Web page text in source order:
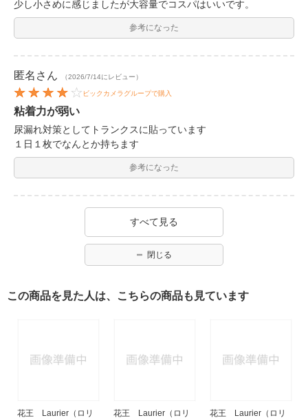
少し小さめに感じましたが大容量でコスパはいいです。
参考になった
匿名 さん （2026/7/14にレビュー）
ビックカメラグループで購入
粘着力が弱い
尿漏れ対策としてトランクスに貼っています
１日１枚でなんとか持ちます
参考になった
すべて見る
閉じる
この商品を見た人は、こちらの商品も見ています
花王 Laurier（ロリ
花王 Laurier（ロリ
花王 Laurier（ロリ